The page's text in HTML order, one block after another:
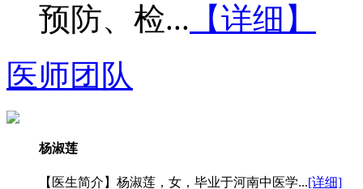
预防、检... 【详细】
医师团队
杨淑莲
【医生简介】杨淑莲，女，毕业于河南中医学...[详细]